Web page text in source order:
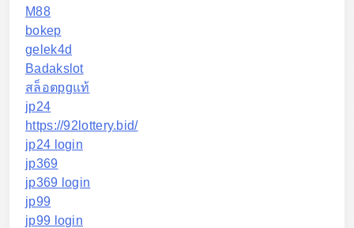
M88
bokep
gelek4d
Badakslot
สล็อตpgแท้
jp24
https://92lottery.bid/
jp24 login
jp369
jp369 login
jp99
jp99 login